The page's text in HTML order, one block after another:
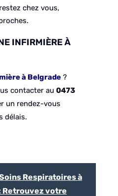
chez vous,
INFIRMIÈRE À
à Belgrade?
contacter au 0473
un rendez-vous
délais.
Respiratoires à
Retrouvez votre